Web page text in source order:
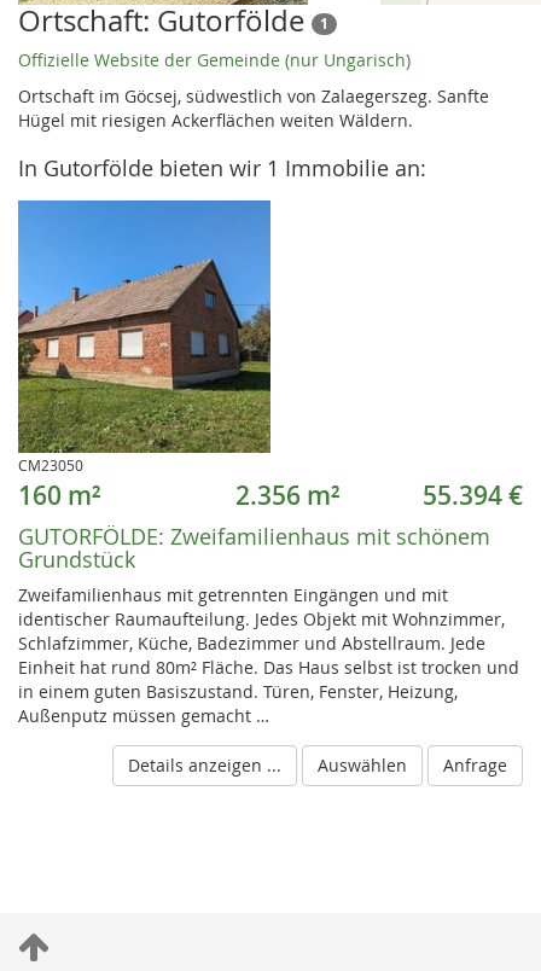
Ortschaft: Gutorfölde 1
Offizielle Website der Gemeinde (nur Ungarisch)
Ortschaft im Göcsej, südwestlich von Zalaegerszeg. Sanfte
Hügel mit riesigen Ackerflächen weiten Wäldern.
In Gutorfölde bieten wir 1 Immobilie an:
CM23050
160 m² 2.356 m² 55.394 €
GUTORFÖLDE: Zweifamilienhaus mit schönem
Grundstück
Zweifamilienhaus mit getrennten Eingängen und mit
identischer Raumaufteilung. Jedes Objekt mit Wohnzimmer,
Schlafzimmer, Küche, Badezimmer und Abstellraum. Jede
Einheit hat rund 80m² Fläche. Das Haus selbst ist trocken und
in einem guten Basiszustand. Türen, Fenster, Heizung,
Außenputz müssen gemacht …
Details anzeigen ... Auswählen Anfrage